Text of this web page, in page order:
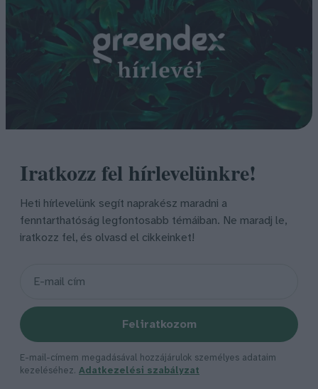
Iratkozz fel hírlevelünkre!
Heti hírlevelünk segít naprakész maradni a
fenntarthatóság legfontosabb témáiban. Ne maradj le,
iratkozz fel, és olvasd el cikkeinket!
Feliratkozom
E-mail-címem megadásával hozzájárulok személyes adataim
kezeléséhez. Adatkezelési szabályzat